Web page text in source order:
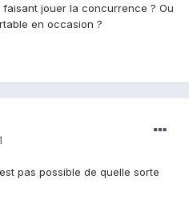
jouer la concurrence ? Ou
en occasion ?
pas possible de quelle sorte